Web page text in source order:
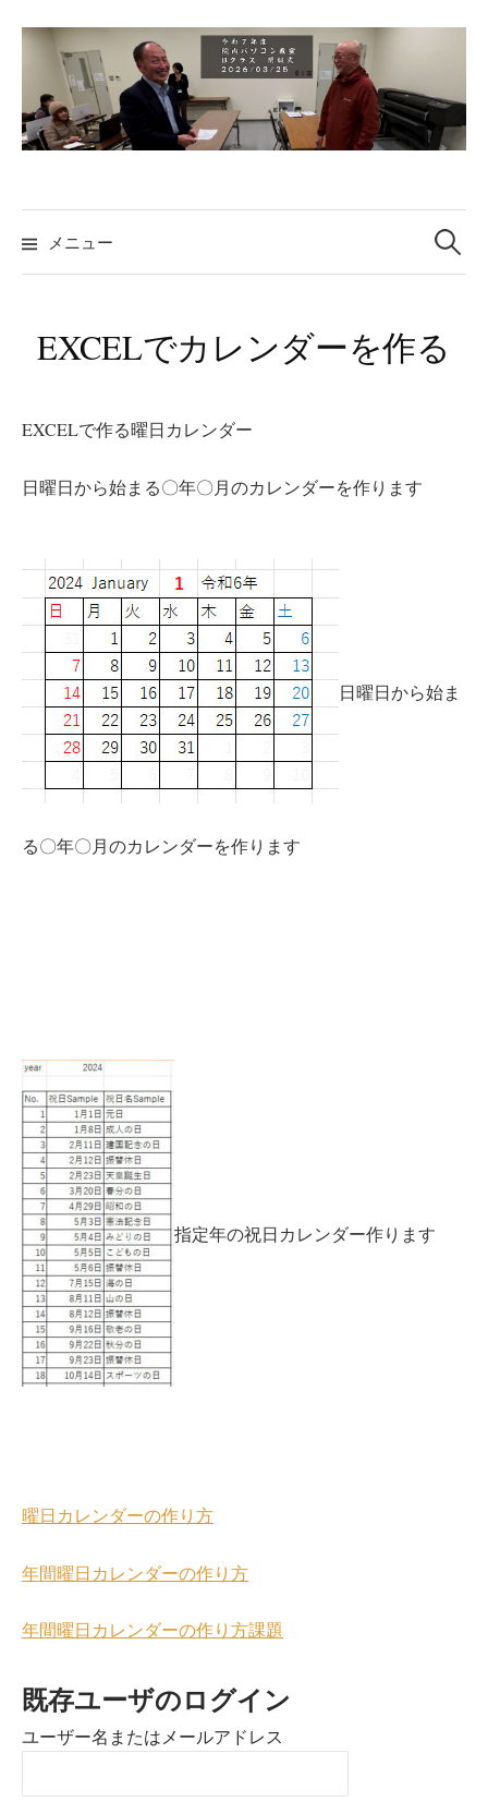
ン
ツ
ッ
プ
メニュー
検
索:
EXCELでカレンダーを作る
EXCELで作る曜日カレンダー
日曜日から始まる〇年〇月のカレンダーを作ります
日曜日から始ま
る〇年〇月のカレンダーを作ります
指定年の祝日カレンダー作ります
曜日カレンダーの作り方
年間曜日カレンダーの作り方
年間曜日カレンダーの作り方課題
既存ユーザのログイン
ユーザー名またはメールアドレス